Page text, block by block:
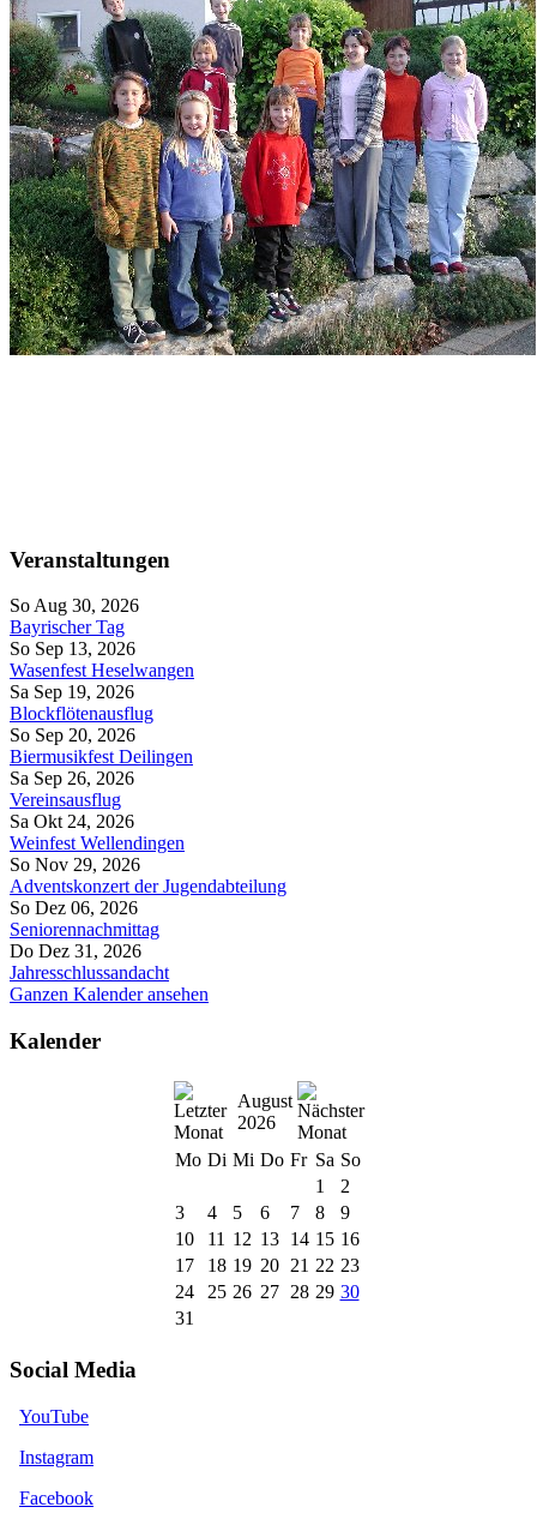
Veranstaltungen
So Aug 30, 2026
Bayrischer Tag
So Sep 13, 2026
Wasenfest Heselwangen
Sa Sep 19, 2026
Blockflötenausflug
So Sep 20, 2026
Biermusikfest Deilingen
Sa Sep 26, 2026
Vereinsausflug
Sa Okt 24, 2026
Weinfest Wellendingen
So Nov 29, 2026
Adventskonzert der Jugendabteilung
So Dez 06, 2026
Seniorennachmittag
Do Dez 31, 2026
Jahresschlussandacht
Ganzen Kalender ansehen
Kalender
August
2026
Mo Di Mi Do Fr Sa So
1
2
3
4 5 6 7 8
9
10
11 12 13 14 15 16
17
18 19 20 21 22 23
24
25 26 27 28 29 30
31
Social Media
YouTube
Instagram
Facebook